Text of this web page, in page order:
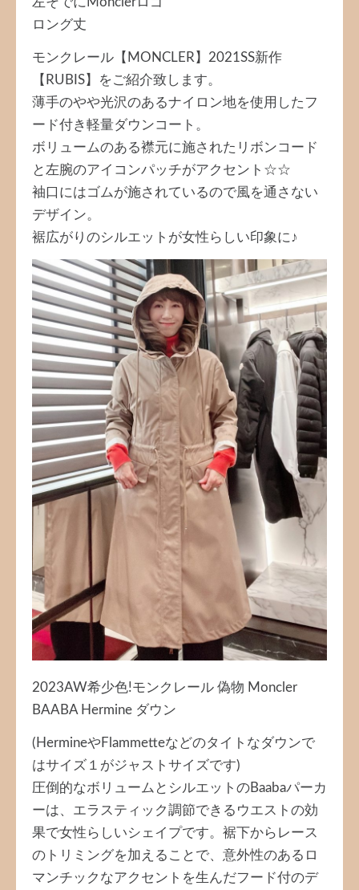
ロング丈
モンクレール【MONCLER】2021SS新作
【RUBIS】をご紹介致します。
薄手のやや光沢のあるナイロン地を使用したフ
ード付き軽量ダウンコート。
ボリュームのある襟元に施されたリボンコード
と左腕のアイコンパッチがアクセント☆☆
袖口にはゴムが施されているので風を通さない
デザイン。
裾広がりのシルエットが女性らしい印象に♪
2023AW希少色!モンクレール 偽物 Moncler
BAABA Hermine ダウン
(HermineやFlammetteなどのタイトなダウンで
はサイズ１がジャストサイズです)
圧倒的なボリュームとシルエットのBaabaパーカ
ーは、エラスティック調節できるウエストの効
果で女性らしいシェイプです。裾下からレース
のトリミングを加えることで、意外性のあるロ
マンチックなアクセントを生んだフード付のデ